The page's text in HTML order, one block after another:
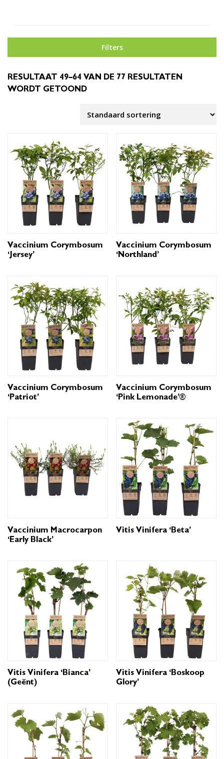
Filters
RESULTAAT 49–64 VAN DE 77 RESULTATEN
WORDT GETOOND
Vaccinium Corymbosum
‘Jersey’
Vaccinium Corymbosum
‘Northland’
Vaccinium Corymbosum
‘Patriot’
Vaccinium Corymbosum
‘Pink Lemonade’®
Vaccinium Macrocarpon
‘Early Black’
Vitis Vinifera ‘Beta’
Vitis Vinifera ‘Bianca’
(geënt)
Vitis Vinifera ‘Boskoop
Glory’